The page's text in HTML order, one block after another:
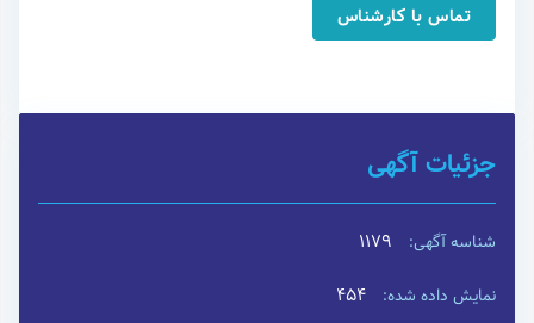
تماس با کارشناس
جزئیات آگهی
شناسه آگهی: 1179
نمایش داده شده: 454